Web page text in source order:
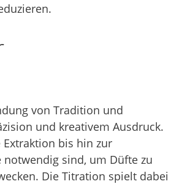
von Tradition und
und kreativem Ausdruck.
bis hin zur
sind, um Düfte zu
Die Titration spielt dabei